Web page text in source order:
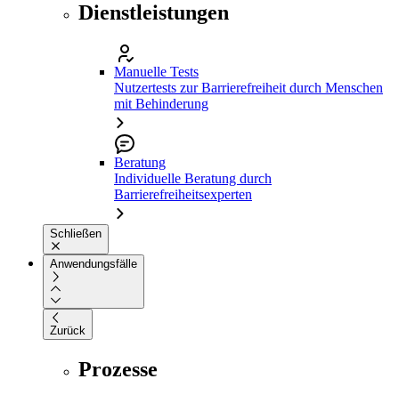
Dienstleistungen
Manuelle Tests
Nutzertests zur Barrierefreiheit durch Menschen
mit Behinderung
Beratung
Individuelle Beratung durch
Barrierefreiheitsexperten
Schließen
Anwendungsfälle
Zurück
Prozesse